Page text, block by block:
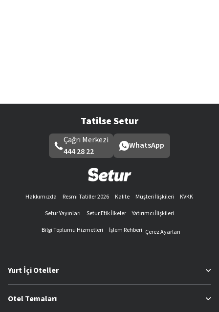
Tatilse Setur
Çağrı Merkezi
444 28 22
WhatsApp
Hakkımızda Resmi Tatiller 2026 Kalite Müşteri İlişkileri
KVKK
Setur Yayınları
Setur Etik İlkeler
Yatırımcı İlişkileri
Bilgi Toplumu Hizmetleri
İşlem Rehberi Çerez Ayarları
Yurt İçi Oteller
Otel Temaları